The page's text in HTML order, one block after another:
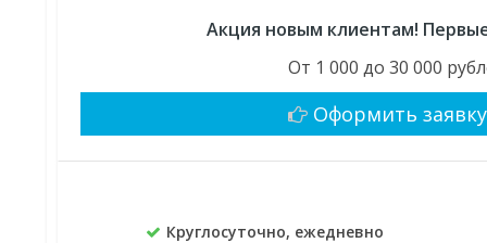
Акция новым клиентам!
От 1 000 до 30 000
Оформить заявку
Круглосуточно, ежедневно